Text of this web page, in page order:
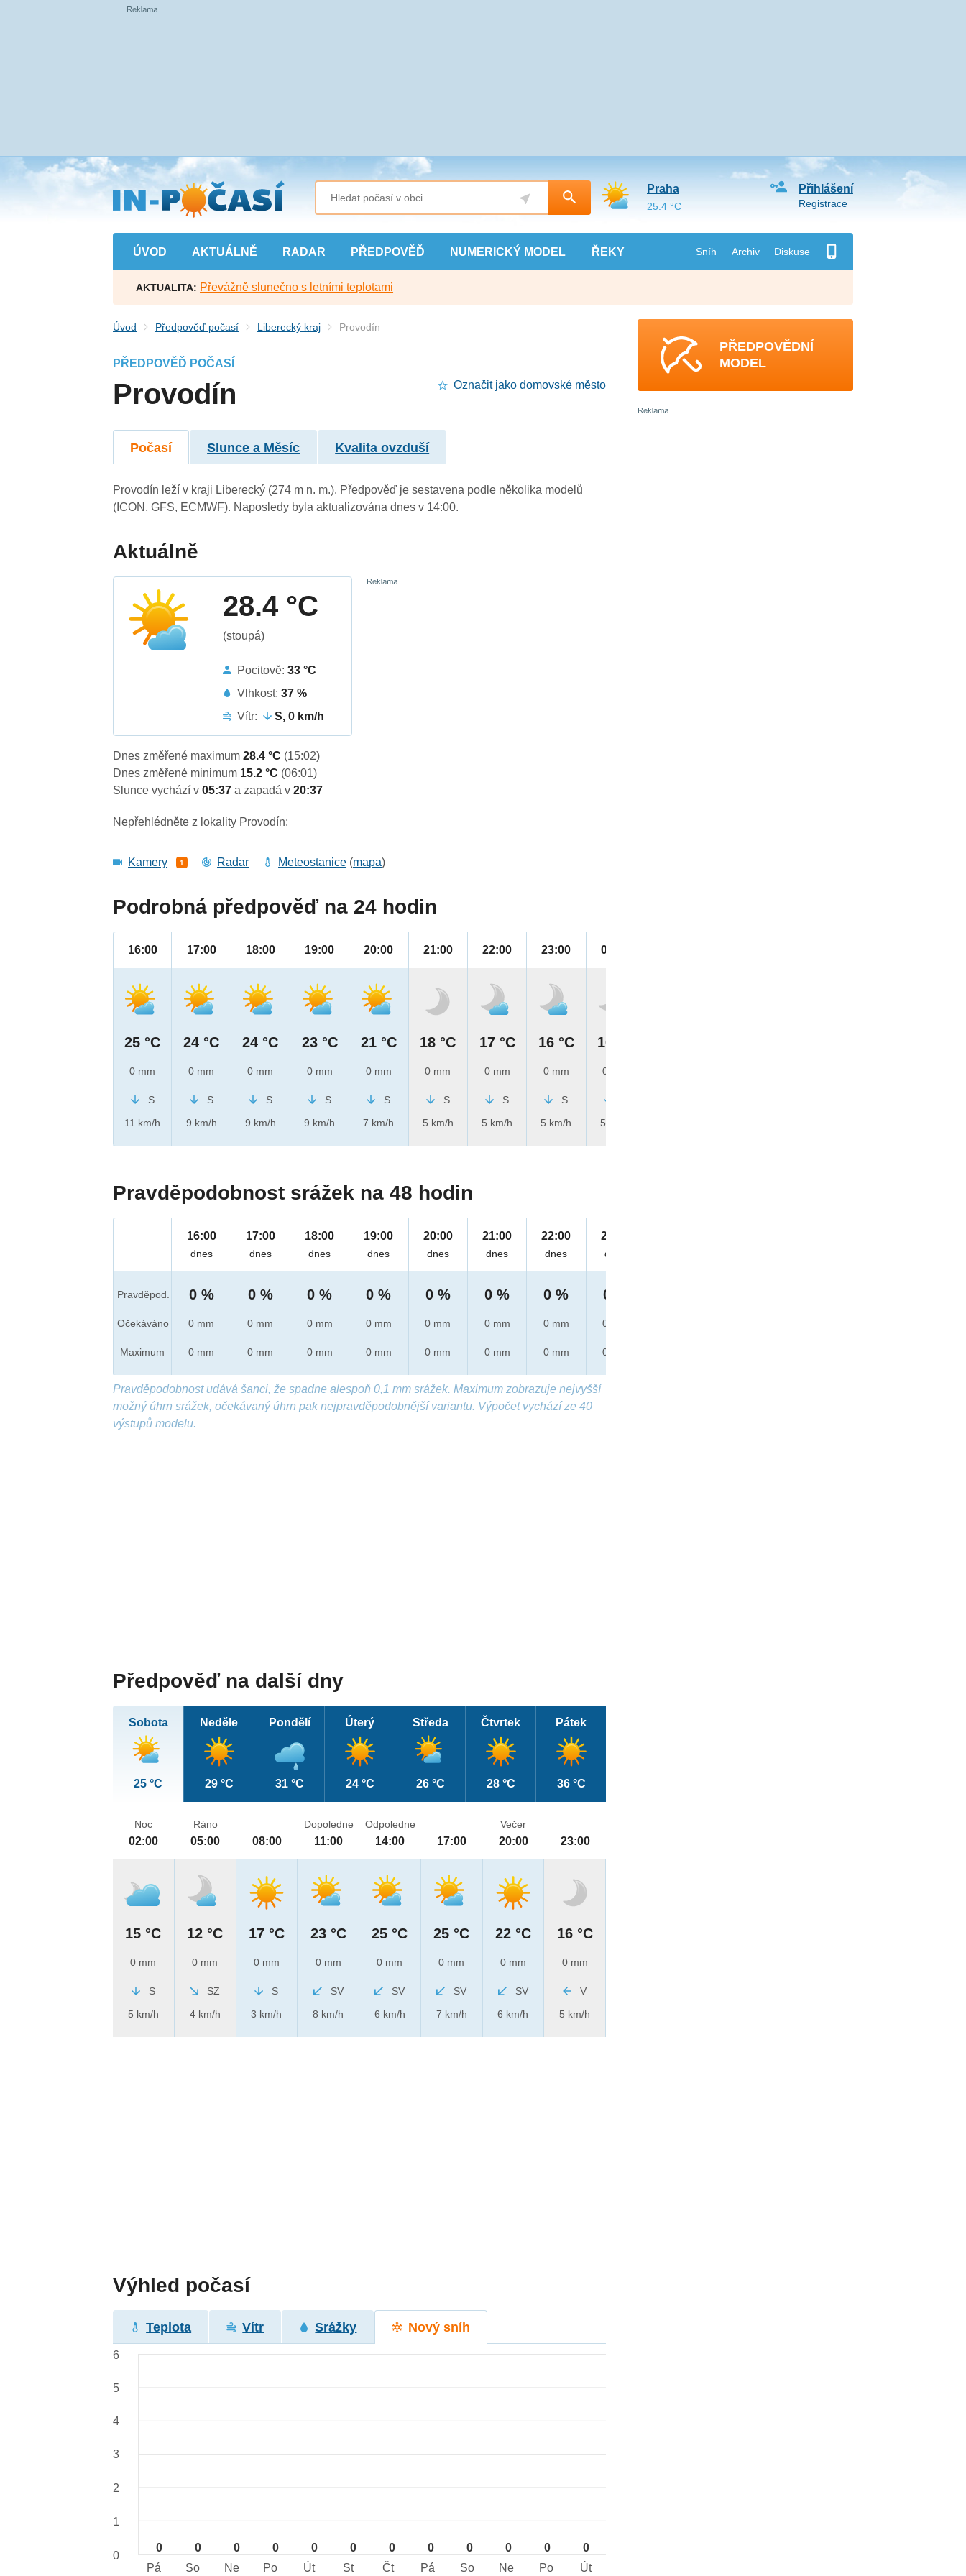
Přejít
na
hlavní
obsah
ÚVOD AKTUÁLNĚ RADAR PŘEDPOVĚĎ NUMERICKÝ MODEL ŘEKY Sníh Archiv Diskuse
Přihlášení
Registrace
Praha
25.4 °C
AKTUALITA: Převážně slunečno s letními teplotami
Úvod Předpověď počasí Liberecký kraj Provodín
PŘEDPOVĚĎ POČASÍ
Provodín Označit jako domovské město
Počasí Slunce a Měsíc Kvalita ovzduší
Provodín leží v kraji Liberecký (274 m n. m.). Předpověď je sestavena podle několika modelů
(ICON, GFS, ECMWF). Naposledy byla aktualizována dnes v 14:00.
Aktuálně
28.4 °C
(stoupá)
Pocitově:33 °C
Vlhkost:37 %
Vítr:
S, 0 km/h
Dnes změřené maximum28.4 °C (15:02)
Dnes změřené minimum 15.2 °C (06:01)
Slunce vychází v05:37a zapadá v20:37
Nepřehlédněte z lokality Provodín:
Kamery 1 Radar Meteostanice (mapa)
Podrobná předpověď na 24 hodin
16:00
25 °C
0 mm
S
11 km/h
17:00
24 °C
0 mm
S
9 km/h
18:00
24 °C
0 mm
S
9 km/h
19:00
23 °C
0 mm
S
9 km/h
20:00
21 °C
0 mm
S
7 km/h
21:00
18 °C
0 mm
S
5 km/h
22:00
17 °C
0 mm
S
5 km/h
23:00
16 °C
0 mm
S
5 km/h
00:00
16 °C
0 mm
5 km/h
Pravděpodobnost srážek na 48 hodin
Pravděpod.
Očekáváno
Maximum
16:00
dnes
0 %
0 mm
0 mm
17:00
dnes
0 %
0 mm
0 mm
18:00
dnes
0 %
0 mm
0 mm
19:00
dnes
0 %
0 mm
0 mm
20:00
dnes
0 %
0 mm
0 mm
21:00
dnes
0 %
0 mm
0 mm
22:00
dnes
0 %
0 mm
0 mm
23:00
dnes
0 %
0 mm
0 mm
Pravděpodobnost udává šanci, že spadne alespoň 0,1 mm srážek. Maximum zobrazuje nejvyšší
možný úhrn srážek, očekávaný úhrn pak nejpravděpodobnější variantu. Výpočet vychází ze 40
výstupů modelu.
Předpověď na další dny
Sobota
25 °C
Neděle
29 °C
Pondělí
31 °C
Úterý
24 °C
Středa
26 °C
Čtvrtek
28 °C
Pátek
36 °C
Noc
02:00
15 °C
0 mm
S
5 km/h
Ráno
05:00
12 °C
0 mm
SZ
4 km/h
08:00
17 °C
0 mm
S
3 km/h
Dopoledne
11:00
23 °C
0 mm
SV
8 km/h
Odpoledne
14:00
25 °C
0 mm
SV
6 km/h
17:00
25 °C
0 mm
SV
7 km/h
Večer
20:00
22 °C
0 mm
SV
6 km/h
23:00
16 °C
0 mm
V
5 km/h
Výhled počasí
Teplota Vítr Srážky Nový sníh
0 0 0 0 0 0 0 0 0 0 0 0
6
5
4
3
2
1
0
Pá
So Ne Po Út St Čt Pá So Ne Po Út
PŘEDPOVĚDNÍ
MODEL